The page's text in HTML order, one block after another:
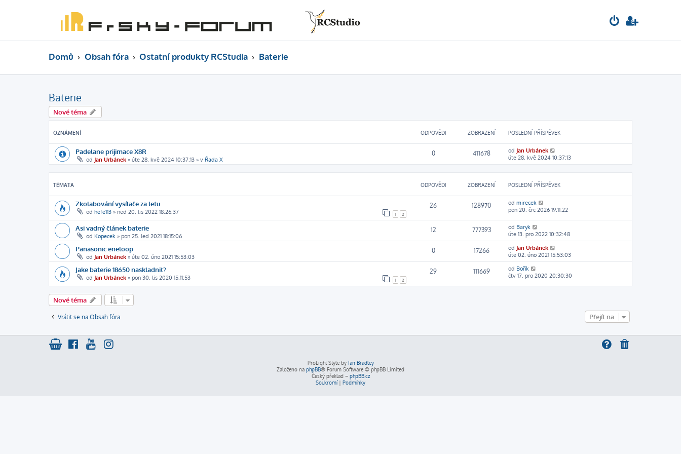
Domů Obsah fóra Ostatní produkty RCStudia Baterie
Baterie
Nové téma
OZNÁMENÍ ODPOVĚDI ZOBRAZENÍ POSLEDNÍ PŘÍSPĚVEK
Padelane prijimace X8R
od Jan Urbánek » úte 28. kvě 2024 10:37:13 » v Řada X
0 411678 od Jan Urbánek
úte 28. kvě 2024 10:37:13
TÉMATA ODPOVĚDI ZOBRAZENÍ POSLEDNÍ PŘÍSPĚVEK
Zkolabování vysílače za letu
od hefe113 » ned 20. lis 2022 18:26:37 1 2
26 128970 od mirecek
pon 20. črc 2026 19:11:22
Asi vadný článek baterie
od Kopecek » pon 25. led 2021 18:15:06
12 777393 od Baryk
úte 13. pro 2022 10:32:48
Panasonic eneloop
od Jan Urbánek » úte 02. úno 2021 15:53:03
0 17266 od Jan Urbánek
úte 02. úno 2021 15:53:03
Jake baterie 18650 naskladnit?
od Jan Urbánek » pon 30. lis 2020 15:11:53 1 2
29 111669 od Bořík
čtv 17. pro 2020 20:30:30
Nové téma
Vrátit se na Obsah fóra Přejít na
ProLight Style by Ian Bradley
Založeno na phpBB® Forum Software © phpBB Limited
Český překlad – phpBB.cz
Soukromí| Podmínky